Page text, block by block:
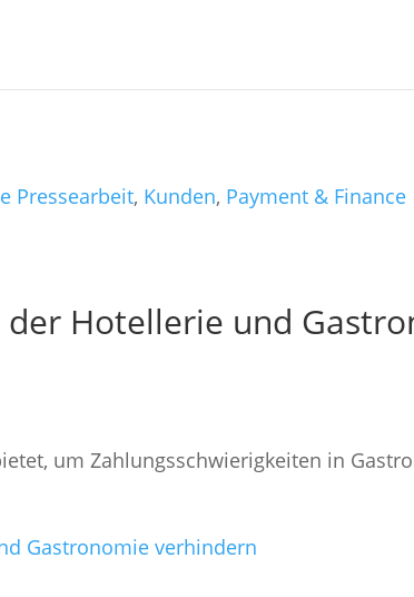
Pressearbeit, Kunden, Payment & Finance
Hotellerie und
um Zahlungsschwierigkeiten in
Gastronomie verhindern